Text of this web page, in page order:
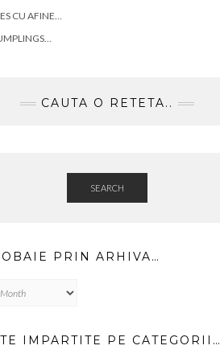
CU AFINE…
CAUTA O RETETA..
SEARCH
PRIN ARHIVA…
IMPARTITE PE CATEGORII…